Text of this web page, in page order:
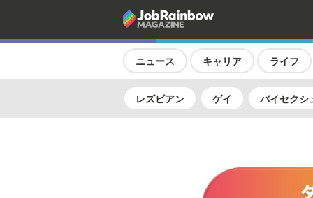
ニュース キャリア ライフ
レズビアン ゲイ バイセクシ